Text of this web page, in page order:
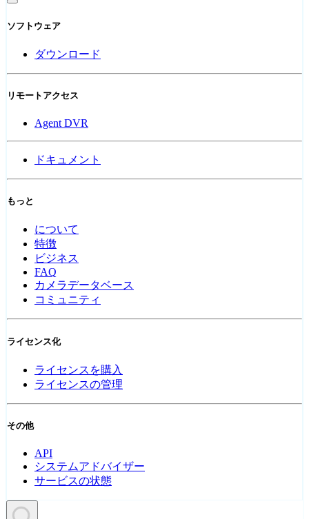
ソフトウェア
ダウンロード
リモートアクセス
Agent DVR
ドキュメント
もっと
について
特徴
ビジネス
FAQ
カメラデータベース
コミュニティ
ライセンス化
ライセンスを購入
ライセンスの管理
その他
API
システムアドバイザー
サービスの状態